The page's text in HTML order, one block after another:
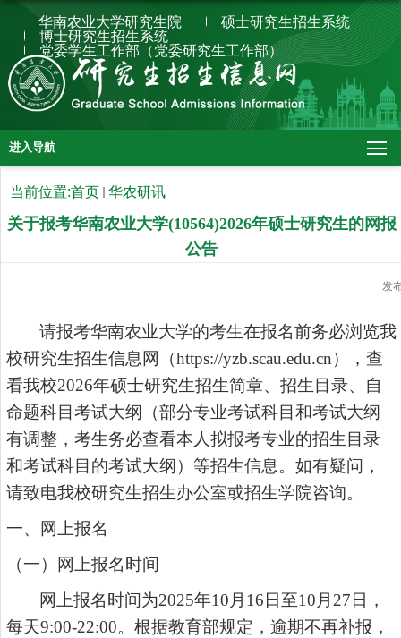
华南农业大学研究生院
硕士研究生招生系统
博士研究生招生系统
党委学生工作部（党委研究生工作部）
进入导航
当前位置:首页 华农研讯
关于报考华南农业大学(10564)2026年硕士研究生的网报
公告
发
请报考华南农业大学的考生在报名前务必浏览我
校研究生招生信息网（https://yzb.scau.edu.cn），查
看我校2026年硕士研究生招生简章、招生目录、自
命题科目考试大纲（部分专业考试科目和考试大纲
有调整，考生务必查看本人拟报考专业的招生目录
和考试科目的考试大纲）等招生信息。如有疑问，
请致电我校研究生招生办公室或招生学院咨询。
一、网上报名
（一）网上报名时间
网上报名时间为2025年10月16 日至10月27 日，
每天9:00-22:00。根据教育部规定，逾期不再补报，